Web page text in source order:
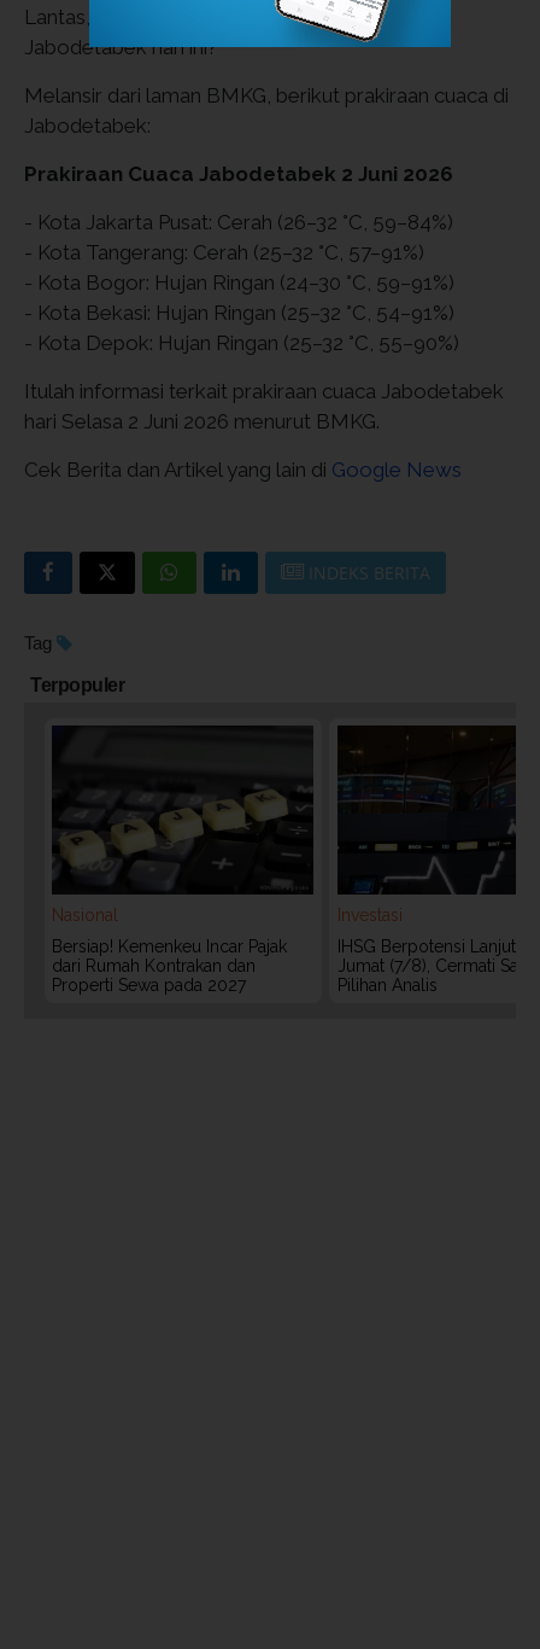
Lantas, bagaimana detail prakiraan cuaca
Jabodetabek hari ini?
Melansir dari laman BMKG, berikut prakiraan cuaca di
Jabodetabek:
Prakiraan Cuaca Jabodetabek 2 Juni 2026
- Kota Jakarta Pusat: Cerah (26–32 °C, 59–84%)
- Kota Tangerang: Cerah (25–32 °C, 57–91%)
- Kota Bogor: Hujan Ringan (24–30 °C, 59–91%)
- Kota Bekasi: Hujan Ringan (25–32 °C, 54–91%)
- Kota Depok: Hujan Ringan (25–32 °C, 55–90%)
Itulah informasi terkait prakiraan cuaca Jabodetabek
hari Selasa 2 Juni 2026 menurut BMKG.
Cek Berita dan Artikel yang lain di Google News
INDEKS BERITA
Tag
Terpopuler
Nasional
Bersiap! Kemenkeu Incar Pajak
dari Rumah Kontrakan dan
Properti Sewa pada 2027
Investasi
IHSG Berpotensi Lanjut
Jumat (7/8), Cermati
Pilihan Analis